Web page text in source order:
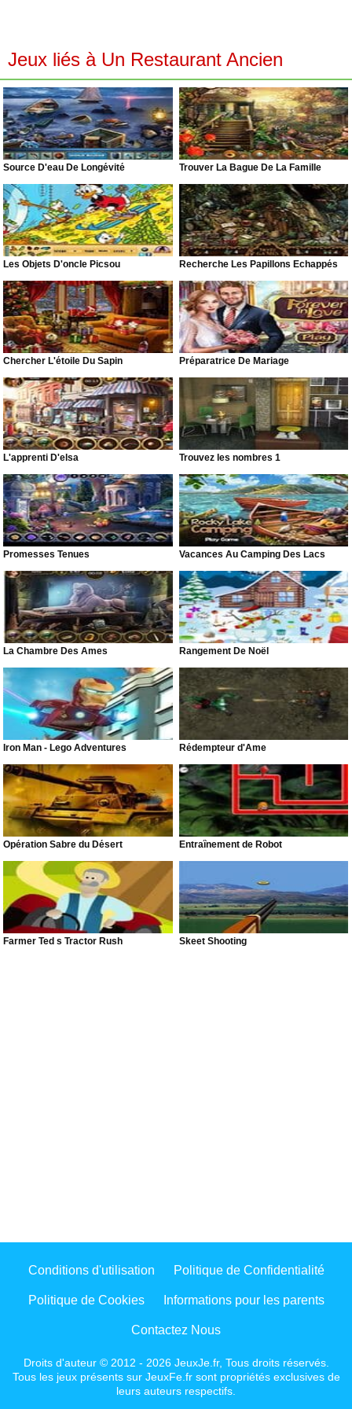
Jeux liés à Un Restaurant Ancien
Source D'eau De Longévité Trouver La Bague De La Famille
Les Objets D'oncle Picsou Recherche Les Papillons Échappés
Chercher L'étoile Du Sapin Préparatrice De Mariage
L'apprenti D'elsa Trouvez les nombres 1
Promesses Tenues Vacances Au Camping Des Lacs
La Chambre Des Âmes Rangement De Noël
Iron Man - Lego Adventures Rédempteur d'Âme
Opération Sabre du Désert Entraînement de Robot
Farmer Ted s Tractor Rush Skeet Shooting
Conditions d'utilisation Politique de Confidentialité
Politique de Cookies Informations pour les parents
Contactez Nous
Droits d'auteur © 2012 - 2026 JeuxJe.fr, Tous droits réservés.
Tous les jeux présents sur JeuxFe.fr sont propriétés exclusives de
leurs auteurs respectifs.